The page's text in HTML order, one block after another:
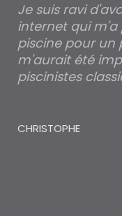
Je suis ravi
internet qui m'a
piscine pour un
m'aurait été
piscinistes
CHRISTOPHE